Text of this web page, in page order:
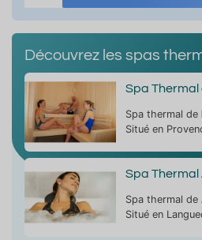
Découvrez les spas
Spa
Spa thermal de
Situé en
Spa Thermal
Spa thermal de
Situé en